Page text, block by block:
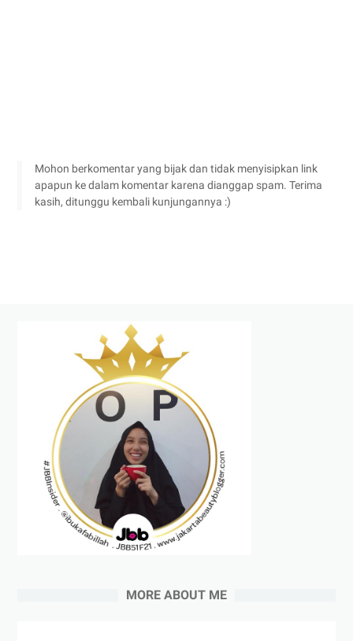
Mohon berkomentar yang bijak dan tidak menyisipkan link
apapun ke dalam komentar karena dianggap spam. Terima
kasih, ditunggu kembali kunjungannya :)
MORE ABOUT ME